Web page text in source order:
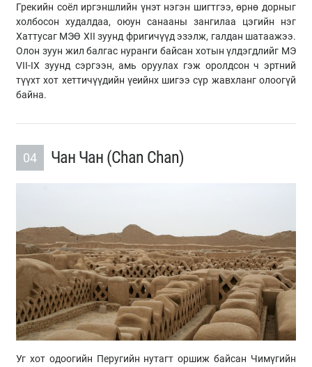
Грекийн соёл иргэншлийн үнэт нэгэн шигтгээ, өрнө дорныг
холбосон худалдаа, оюун санааны зангилаа цэгийн нэг
Хаттусаг МЭӨ XII зуунд фригичүүд эзэлж, галдан шатаажээ.
Олон зуун жил балгас нуранги байсан хотын үлдэгдлийг МЭ
VII-IX зуунд сэргээн, амь оруулах гэж оролдсон ч эртний
түүхт хот хеттичүүдийн үеийнх шигээ сүр жавхланг олоогүй
байна.
04 Чан Чан (Chan Chan)
Уг хот одоогийн Перугийн нутагт оршиж байсан Чимүгийн